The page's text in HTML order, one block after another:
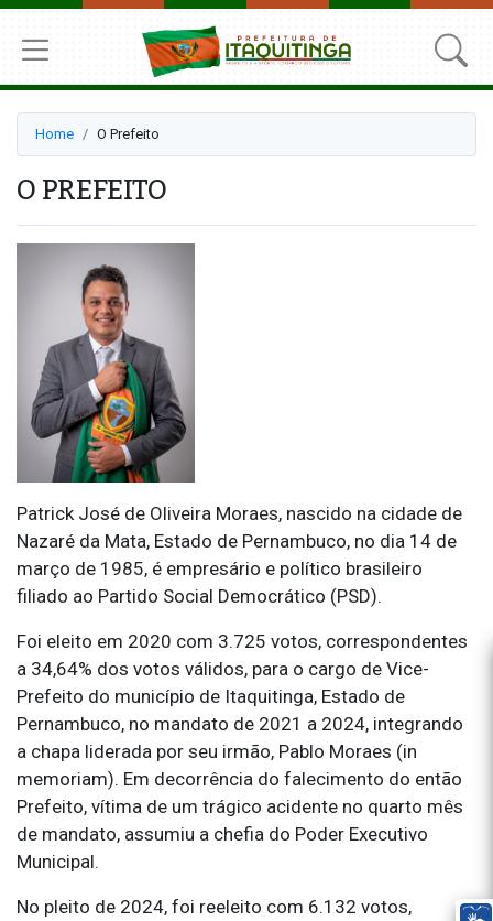
Home O Prefeito
O PREFEITO
Patrick José de Oliveira Moraes, nascido na cidade de
Nazaré da Mata, Estado de Pernambuco, no dia 14 de
março de 1985, é empresário e político brasileiro
filiado ao Partido Social Democrático (PSD).
Foi eleito em 2020 com 3.725 votos, correspondentes
a 34,64% dos votos válidos, para o cargo de Vice-
Prefeito do município de Itaquitinga, Estado de
Pernambuco, no mandato de 2021 a 2024, integrando
a chapa liderada por seu irmão, Pablo Moraes (in
memoriam). Em decorrência do falecimento do então
Prefeito, vítima de um trágico acidente no quarto mês
de mandato, assumiu a chefia do Poder Executivo
Municipal.
No pleito de 2024, foi reeleito com 6.132 votos,